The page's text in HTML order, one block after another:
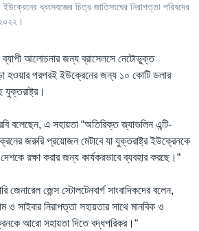
ধ্বংসযজ্ঞের চিত্র জাতিসংঘের নিরাপত্তা পরিষদের
ব্যাপী আলোচনার জন্য ব্রাসেলসে নেটোভুক্ত
হওয়ার পরপরই ইউক্রেনের জন্য ১০ কোটি ডলার
যুক্তরাষ্ট্র।
বলেছেন, এ সহায়তা “অতিরিক্ত জ্যাভলিন এন্টি-
জরুরি প্রয়োজন মেটাবে যা যুক্তরাষ্ট্র ইউক্রেনকে
রক্ষা করার জন্য কার্যকরভাবে ব্যবহার করছে।“
জেনারেল জেন্স স্টোলটেনবার্গ সাংবাদিকদের বলেন,
ও সাইবার নিরাপত্তা সহায়তার সাথে মানবিক ও
আরো সহায়তা দিতে বদ্ধপরিকর।“